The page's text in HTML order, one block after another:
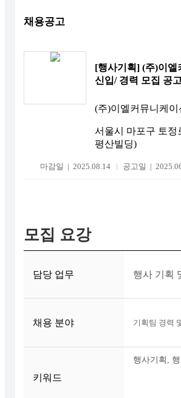
채용공고
[행사기획] (주)이엘
신입/ 경력 모집 공고
(주)이엘커뮤니케이
서울시 마포구 토정
평산빌딩)
마감일 | 2025.08.14 공고일 |
모집 요강
담당 업무 행사 기획
채용 분야 기획팀 경력
키워드
행사기획,